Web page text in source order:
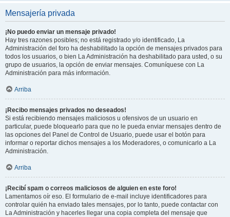
Mensajería privada
¡No puedo enviar un mensaje privado!
Hay tres razones posibles; no está registrado y/o identificado, La
Administración del foro ha deshabilitado la opción de mensajes privados para
todos los usuarios, o bien La Administración ha deshabilitado para usted, o su
grupo de usuarios, la opción de enviar mensajes. Comuníquese con La
Administración para más información.
Arriba
¡Recibo mensajes privados no deseados!
Si está recibiendo mensajes maliciosos u ofensivos de un usuario en
particular, puede bloquearlo para que no le pueda enviar mensajes dentro de
las opciones del Panel de Control de Usuario, puede usar el botón para
informar o reportar dichos mensajes a los Moderadores, o comunicarlo a La
Administración.
Arriba
¡Recibí spam o correos maliciosos de alguien en este foro!
Lamentamos oír eso. El formulario de e-mail incluye identificadores para
controlar quién ha enviado tales mensajes, por lo tanto, puede contactar con
La Administración y hacerles llegar una copia completa del mensaje que